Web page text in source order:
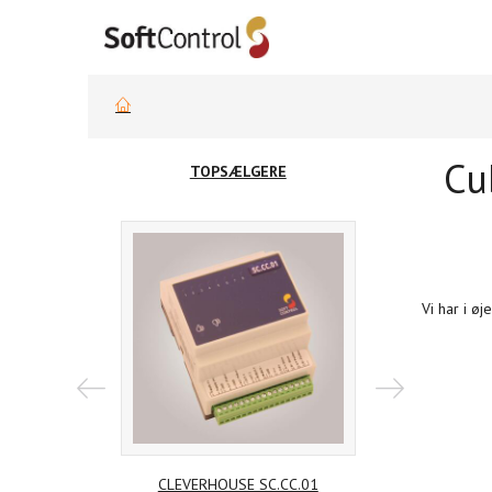
TOPSÆLGERE
CLEVERHOUSE SC.CC.01
Vi har i